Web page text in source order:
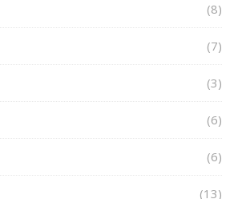
(8)
(7)
(3)
(6)
(6)
(13)